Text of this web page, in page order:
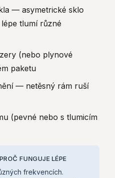
— asymetrické sklo
tlumí různé
(nebo plynové
paketu
— netěsný rám ruší
(pevné nebo s tlumicím
FUNGUJE LÉPE
frekvencích.